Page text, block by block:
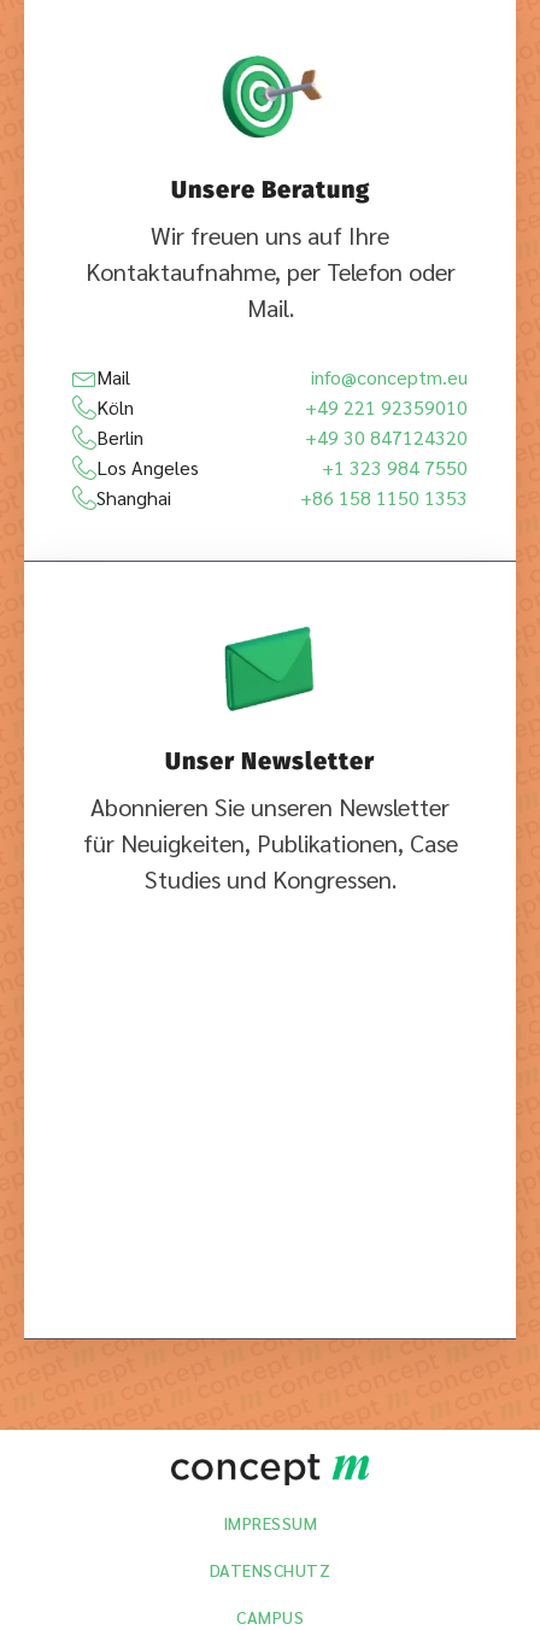
Unsere Beratung
Wir freuen uns auf Ihre
Kontaktaufnahme, per Telefon oder
Mail.
Mail
info@conceptm.eu
Köln
+49 221 92359010
Berlin
+49 30 847124320
Los Angeles
+1 323 984 7550
Shanghai
+86 158 1150 1353
Unser Newsletter
Abonnieren Sie unseren Newsletter
für Neuigkeiten, Publikationen, Case
Studies und Kongressen.
IMPRESSUM
DATENSCHUTZ
CAMPUS